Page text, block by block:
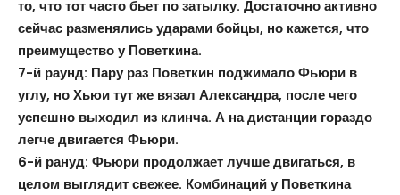
то, что тот часто бьет по затылку. Достаточно активно
сейчас разменялись ударами бойцы, но кажется, что
преимущество у Поветкина.
7-й раунд: Пару раз Поветкин поджимало Фьюри в
углу, но Хьюи тут же вязал Александра, после чего
успешно выходил из клинча. А на дистанции гораздо
легче двигается Фьюри.
6-й рануд: Фьюри продолжает лучше двигаться, в
целом выглядит свежее. Комбинаций у Поветкина